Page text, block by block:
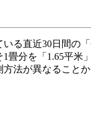
る直近30日間の
分を「1.65平米
法が異なること